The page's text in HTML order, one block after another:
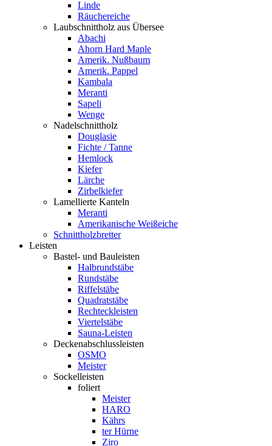
Linde
Räuchereiche
Laubschnittholz aus Übersee
Abachi
Ahorn Hard Maple
Amerik. Nußbaum
Amerik. Pappel
Kambala
Meranti
Sapeli
Wenge
Nadelschnittholz
Douglasie
Fichte / Tanne
Hemlock
Kiefer
Lärche
Zirbelkiefer
Lamellierte Kanteln
Meranti
Amerikanische Weißeiche
Schnittholzbretter
Leisten
Bastel- und Bauleisten
Halbrundstäbe
Rundstäbe
Riffelstäbe
Quadratstäbe
Rechteckleisten
Viertelstäbe
Sauna-Leisten
Deckenabschlussleisten
OSMO
Meister
Sockelleisten
foliert
Meister
HARO
Kährs
ter Hürne
Ziro